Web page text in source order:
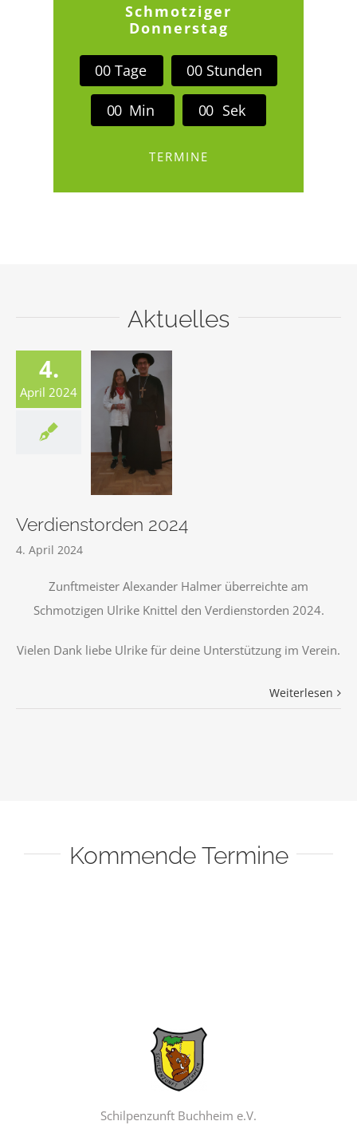
Schmotziger
Donnerstag
00 Tage 00 Stunden
00 Min 00 Sek
TERMINE
Aktuelles
4.
April 2024
Verdienstorden
2024
Verdienstorden 2024
4. April 2024
Zunftmeister Alexander Halmer überreichte am
Schmotzigen Ulrike Knittel den Verdienstorden 2024.
Vielen Dank liebe Ulrike für deine Unterstützung im Verein.
Weiterlesen
Kommende Termine
Schilpenzunft Buchheim e.V.